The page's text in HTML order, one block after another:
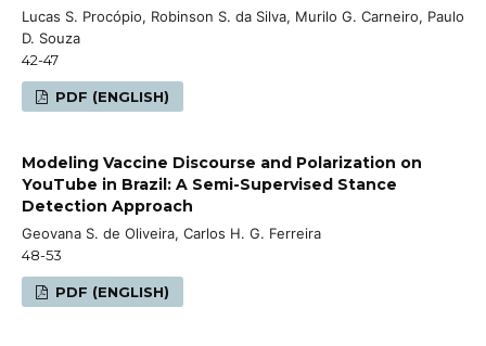
Lucas S. Procópio, Robinson S. da Silva, Murilo G. Carneiro, Paulo
D. Souza
42-47
PDF (ENGLISH)
Modeling Vaccine Discourse and Polarization on
YouTube in Brazil: A Semi-Supervised Stance
Detection Approach
Geovana S. de Oliveira, Carlos H. G. Ferreira
48-53
PDF (ENGLISH)